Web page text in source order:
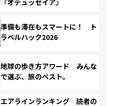
準備も滞在もスマートに！ ト
ラベルハック2026
地球の歩き方アワード みんな
で選ぶ、旅のベスト。
エアラインランキング 読者の